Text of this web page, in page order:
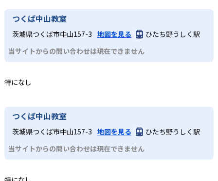
つくば中山教室
茨城県つくば市中山157-3 地図を見る
ひたち野うしく駅
当サイトからの問い合わせは現在できません
特になし
つくば中山教室
茨城県つくば市中山157-3 地図を見る
ひたち野うしく駅
当サイトからの問い合わせは現在できません